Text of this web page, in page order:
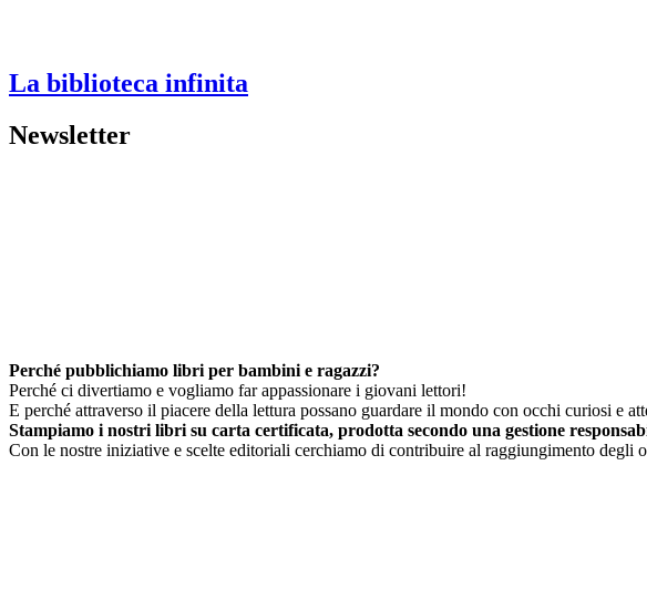
La biblioteca infinita
Newsletter
Perché pubblichiamo libri per bambini e ragazzi?
Perché ci divertiamo e vogliamo far appassionare i giovani lettori!
E perché attraverso il piacere della lettura possano guardare il mondo con occhi curiosi e
Stampiamo i nostri libri su carta certificata, prodotta secondo una gestione
Con le nostre iniziative e scelte editoriali cerchiamo di contribuire al raggiungimento degli